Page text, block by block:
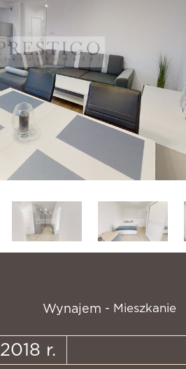
Wynajem - Mieszkanie
2018 r.